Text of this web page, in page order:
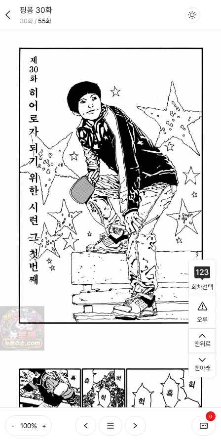
핑퐁 30화
30화 / 55화
- +
0
회차선택
오류
맨위로
맨아래